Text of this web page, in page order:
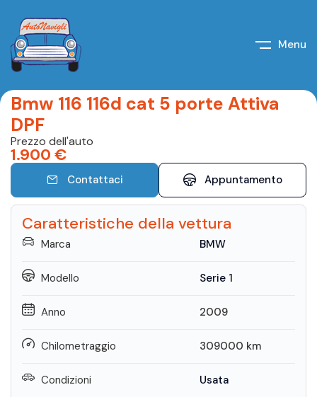
Menu
Bmw 116 116d cat 5 porte Attiva
DPF
Prezzo dell'auto
1.900 €
Contattaci Appuntamento
Caratteristiche della vettura
Marca BMW
Modello Serie 1
Anno 2009
Chilometraggio 309000 km
Condizioni Usata